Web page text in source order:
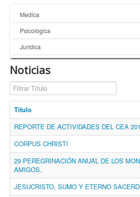
Medica
Psicológica
Jurídica
Noticias
Filtrar Título
Título
REPORTE DE ACTIVIDADES DEL CEA
CORPUS CHRISTI
29 PEREGRINACIÓN ANUAL DE LOS
AMIGOS.
JESUCRISTO, SUMO Y ETERNO